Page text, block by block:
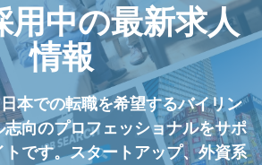
用中の最新求人
情報
本での転職を希望するバイリン
向のプロフェッショナルをサポ
です。スタートアップ、外資系